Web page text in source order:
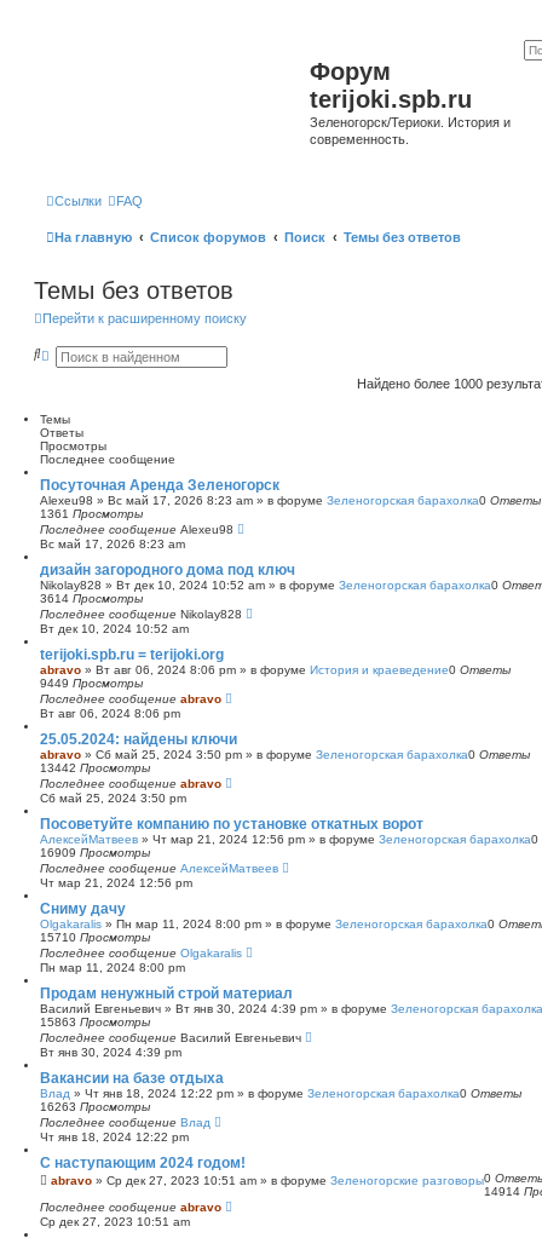
Форум
terijoki.spb.ru
Зеленогорск/Териоки. История и
современность.
Ссылки FAQ
На главную Список форумов Поиск Темы без ответов
Темы без ответов
Перейти к расширенному поиску
П Р
р
е
н
н
ы
й
п
о
и
к
Найдено более 1000
Темы
Ответы
Просмотры
Последнее сообщение
Посуточная Аренда Зеленогорск
Alexeu98 » Вс май 17, 2026 8:23 am » в форуме Зеленогорская барахолка0 Ответы
1361 Просмотры
Последнее сообщение Alexeu98
Вс май 17, 2026 8:23 am
дизайн загородного дома под ключ
Nikolay828 » Вт дек 10, 2024 10:52 am » в форуме Зеленогорская барахолка0
3614 Просмотры
Последнее сообщение Nikolay828
Вт дек 10, 2024 10:52 am
terijoki.spb.ru = terijoki.org
abravo » Вт авг 06, 2024 8:06 pm » в форуме История и краеведение0 Ответы
9449 Просмотры
Последнее сообщение abravo
Вт авг 06, 2024 8:06 pm
25.05.2024: найдены ключи
abravo » Сб май 25, 2024 3:50 pm » в форуме Зеленогорская барахолка0 Ответы
13442 Просмотры
Последнее сообщение abravo
Сб май 25, 2024 3:50 pm
Посоветуйте компанию по установке откатных ворот
АлексейМатвеев » Чт мар 21, 2024 12:56 pm » в форуме Зеленогорская барахолка0
16909 Просмотры
Последнее сообщение АлексейМатвеев
Чт мар 21, 2024 12:56 pm
Сниму дачу
Olgakaralis » Пн мар 11, 2024 8:00 pm » в форуме Зеленогорская барахолка0
15710 Просмотры
Последнее сообщение Olgakaralis
Пн мар 11, 2024 8:00 pm
Продам ненужный строй материал
Василий Евгеньевич » Вт янв 30, 2024 4:39 pm » в форуме Зеленогорская барахолка
15863 Просмотры
Последнее сообщение Василий Евгеньевич
Вт янв 30, 2024 4:39 pm
Вакансии на базе отдыха
Влад » Чт янв 18, 2024 12:22 pm » в форуме Зеленогорская барахолка0 Ответы
16263 Просмотры
Последнее сообщение Влад
Чт янв 18, 2024 12:22 pm
С наступающим 2024 годом!
abravo » Ср дек 27, 2023 10:51 am » в форуме Зеленогорские разговоры0
14914
Последнее сообщение abravo
Ср дек 27, 2023 10:51 am